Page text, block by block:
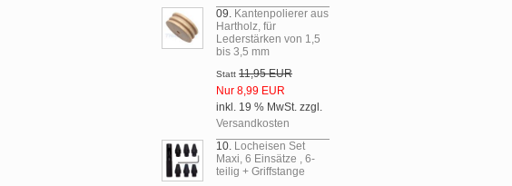
09. Kantenpolierer aus
Hartholz, für
Lederstärken von 1,5
bis 3,5 mm
Statt 11,95 EUR
Nur 8,99 EUR
inkl. 19 % MwSt. zzgl.
Versandkosten
10. Locheisen Set
Maxi, 6 Einsätze , 6-
teilig + Griffstange